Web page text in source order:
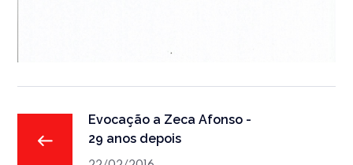
Evocação a Zeca Afonso -
29 anos depois